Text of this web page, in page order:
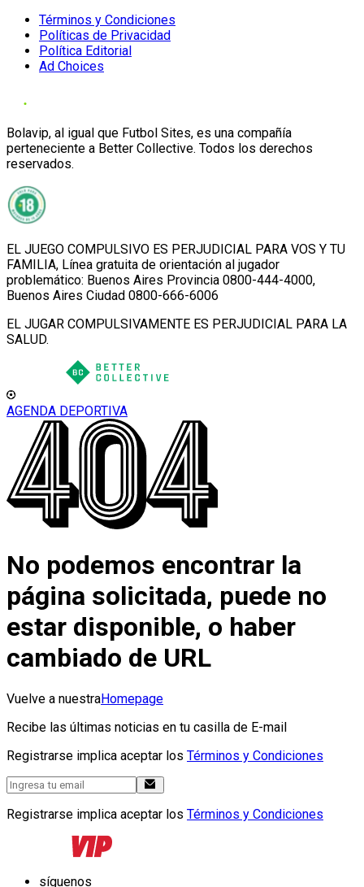
Términos y Condiciones
Políticas de Privacidad
Política Editorial
Ad Choices
Bolavip, al igual que Futbol Sites, es una compañía
perteneciente a Better Collective. Todos los derechos
reservados.
EL JUEGO COMPULSIVO ES PERJUDICIAL PARA VOS Y TU
FAMILIA, Línea gratuita de orientación al jugador
problemático: Buenos Aires Provincia 0800-444-4000,
Buenos Aires Ciudad 0800-666-6006
EL JUGAR COMPULSIVAMENTE ES PERJUDICIAL PARA LA
SALUD.
AGENDA DEPORTIVA
No podemos encontrar la
página solicitada, puede no
estar disponible, o haber
cambiado de URL
Vuelve a nuestraHomepage
Recibe las últimas noticias en tu casilla de E-mail
Registrarse implica aceptar los Términos y Condiciones
Registrarse implica aceptar los Términos y Condiciones
síguenos